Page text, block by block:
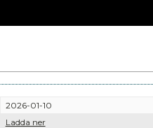
2026-01-10
Ladda ner